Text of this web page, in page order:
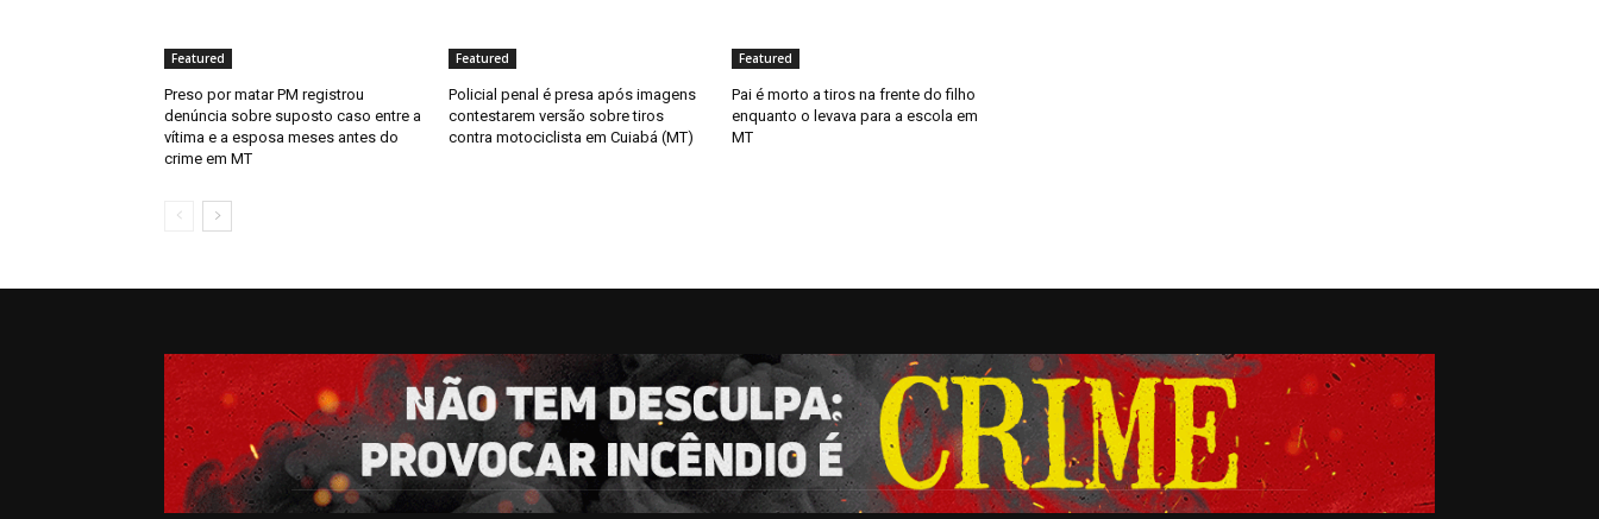
Featured
Preso por matar PM registrou
denúncia sobre suposto caso entre a
vítima e a esposa meses antes do
crime em MT
Featured
Policial penal é presa após imagens
contestarem versão sobre tiros
contra motociclista em Cuiabá (MT)
Featured
Pai é morto a tiros na frente do filho
enquanto o levava para a escola em
MT